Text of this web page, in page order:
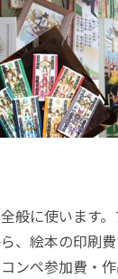
般に使います
、絵本の印刷費
ンペ参加費・